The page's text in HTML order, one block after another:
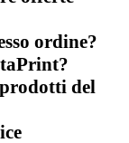
ordine?
del